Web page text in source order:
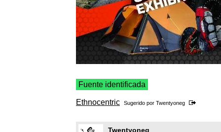
Fuente identificada
Ethnocentric Sugerido por Twentyoneg
Twentyoneg